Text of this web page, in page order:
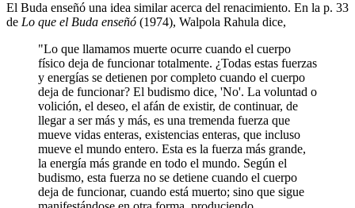
El Buda enseñó una idea similar acerca del renacimiento. En la p. 33
de Lo que el Buda enseñó (1974), Walpola Rahula dice,
"Lo que llamamos muerte ocurre cuando el cuerpo
físico deja de funcionar totalmente. ¿Todas estas fuerzas
y energías se detienen por completo cuando el cuerpo
deja de funcionar? El budismo dice, 'No'. La voluntad o
volición, el deseo, el afán de existir, de continuar, de
llegar a ser más y más, es una tremenda fuerza que
mueve vidas enteras, existencias enteras, que incluso
mueve el mundo entero. Esta es la fuerza más grande,
la energía más grande en todo el mundo. Según el
budismo, esta fuerza no se detiene cuando el cuerpo
deja de funcionar, cuando está muerto; sino que sigue